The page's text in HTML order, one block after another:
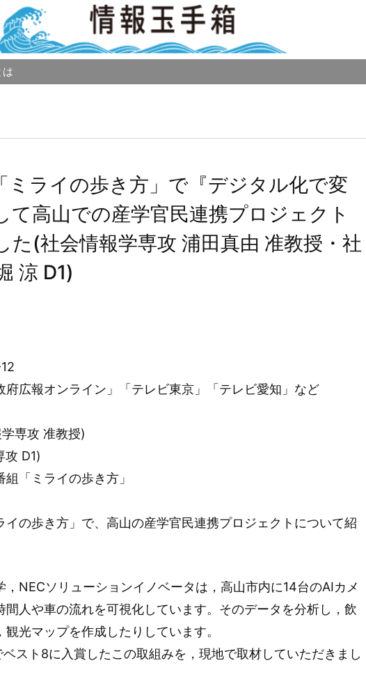
ミライの歩き方」で『デジタル化で変
て高山での産学官民連携プロジェクト
た(社会情報学専攻 浦田真由 准教授・社
涼 D1)
12
府広報オンライン」「テレビ東京」「テレビ愛知」など
専攻 准教授)
攻 D1)
「ミライの歩き方」
イの歩き方」で、高山の産学官民連携プロジェクトについて紹
，NECソリューションイノベータは，高山市内に14台のAIカメ
間人や車の流れを可視化しています。そのデータを分析し，飲
光マップを作成したりしています。
スト8に入賞したこの取組みを，現地で取材していただきまし